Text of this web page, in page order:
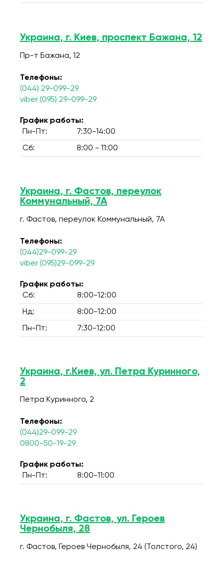
Украина, г. Киев, проспект Бажана, 12
Пр-т Бажана, 12
Телефоны:
(044) 29-099-29
viber (095) 29-099-29
График работы:
Пн-Пт:
7:30-14:00
Сб: 8:00 - 11:00
Украина, г. Фастов, переулок
Коммунальный, 7А
г. Фастов, переулок Коммунальный, 7А
Телефоны:
(044)29-099-29
viber (095)29-099-29
График работы:
Сб:
8:00-12:00
Нд: 8:00-12:00
Пн-Пт: 7:30-12:00
Украина, г.Киев, ул. Петра Куринного,
2
Петра Куринного, 2
Телефоны:
(044)29-099-29
0800-50-19-29
График работы:
Пн-Пт:
8:00-11:00
Украина, г. Фастов, ул. Героев
Чернобыля, 28
г. Фастов, Героев Чернобыля, 24 (Толстого, 24)